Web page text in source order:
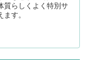
質らしくよく特別サ
す。